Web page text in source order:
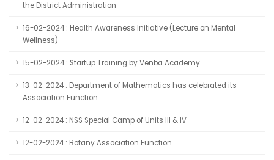
the District Administration
16-02-2024 : Health Awareness Initiative (Lecture on Mental
Wellness)
15-02-2024 : Startup Training by Venba Academy
13-02-2024 : Department of Mathematics has celebrated its
Association Function
12-02-2024 : NSS Special Camp of Units III & IV
12-02-2024 : Botany Association Function